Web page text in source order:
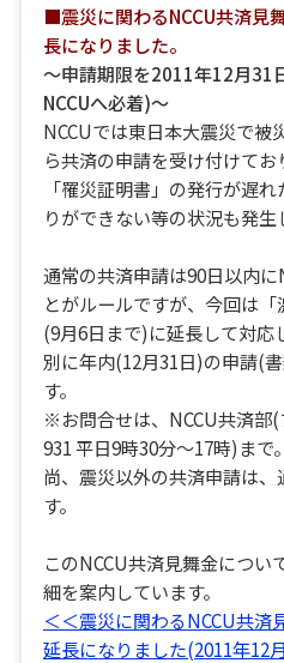
■震災に関わるNCCU共済見
長になりました。
～申請期限を2011年12月31
NCCUへ必着)～
NCCUでは東日本大震災で被
ら共済の申請を受け付けて
「罹災証明書」の発行が遅
りができない等の状況も発生
通常の共済申請は90日以内
とがルールですが、今回は
(9月6日まで)に延長して対応
別に年内(12月31日)の申請(
す。
※お問合せは、NCCU共済部
931 平日9時30分～17時)まで。
尚、震災以外の共済申請は
す。
このNCCU共済見舞金につい
細を案内しています。
＜＜震災に関わるNCCU共済
延長になりました(2011年12